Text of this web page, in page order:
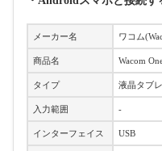
メーカー名 ワコム
商品名 Wacom
タイプ 液晶タブ
入力範囲 -
インターフェイス USB